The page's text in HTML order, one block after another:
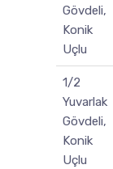
Gövdeli,
Konik
Uçlu
1/2
Yuvarlak
Gövdeli,
Konik
Uçlu